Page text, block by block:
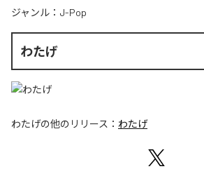
ジャンル： J-Pop
わたげ
わたげの他のリリース： わたげ